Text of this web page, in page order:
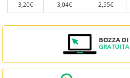
3,20€
3,04€ 2,55€
BOZZA
GRATUITA